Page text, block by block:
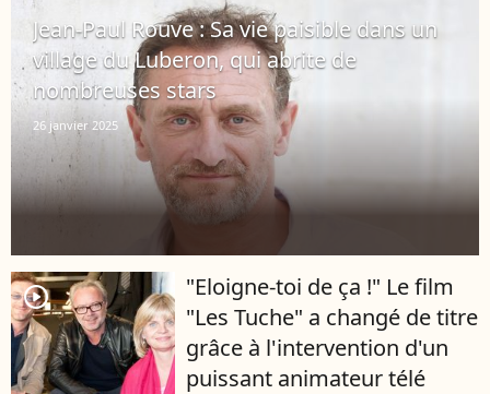
d'"Allociné". Son adolescent lui a
notamment...
Jean-Paul Rouve : Sa vie paisible dans un
village du Luberon, qui abrite de
nombreuses stars
26 janvier 2025
player2
"Eloigne-toi de ça !" Le film
"Les Tuche" a changé de titre
grâce à l'intervention d'un
puissant animateur télé